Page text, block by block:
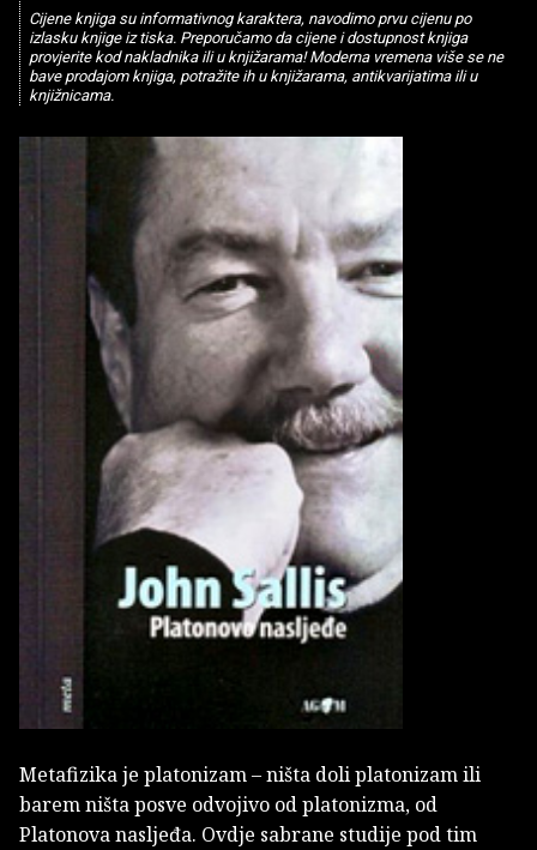
Cijene knjiga su informativnog karaktera, navodimo prvu cijenu po
izlasku knjige iz tiska. Preporučamo da cijene i dostupnost knjiga
provjerite kod nakladnika ili u knjižarama! Moderna vremena više se ne
bave prodajom knjiga, potražite ih u knjižarama, antikvarijatima ili u
knjižnicama.
Metafizika je platonizam – ništa doli platonizam ili
barem ništa posve odvojivo od platonizma, od
Platonova nasljeđa. Ovdje sabrane studije pod tim